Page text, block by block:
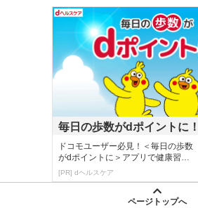
毎日の歩数がdポイントに！
ドコモユーザー必見！＜毎日の歩数
がdポイントに＞アプリで健康習慣
が楽しく続く
[PR] dヘルスケア
ページトップへ